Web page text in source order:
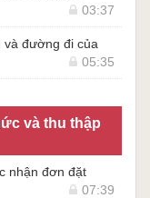
03:37
và đường đi của
05:35
và thu thập
nhận đơn đặt
07:39